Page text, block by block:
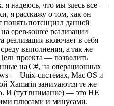
я надеюсь, что мы здесь все —
я расскажу о том, как он
понять потенциал данной
open-source реализации
реализация включает в себя
выполнения, а так же
проекта — позволить
на C#, на операционных
— Unix-системах, Mac OS и
Xamarin занимаются те же
И (тут внимание) — это НЕ
плюсами и минусами.